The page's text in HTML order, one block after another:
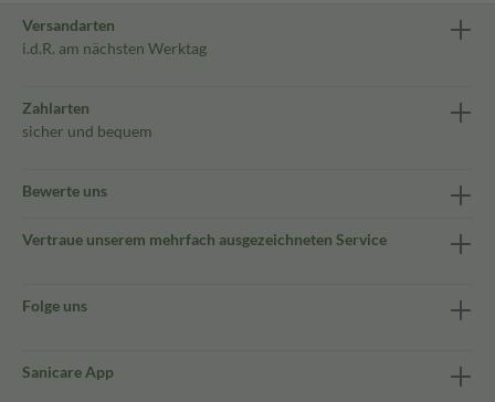
Versandarten
i.d.R. am nächsten Werktag
Zahlarten
sicher und bequem
Bewerte uns
Vertraue unserem mehrfach ausgezeichneten Service
Folge uns
Sanicare App